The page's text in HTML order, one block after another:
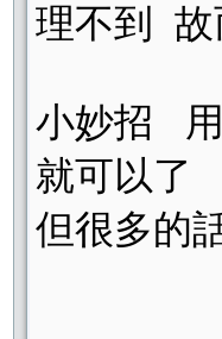
理不到 故
小妙招 用
就可以了
但很多的